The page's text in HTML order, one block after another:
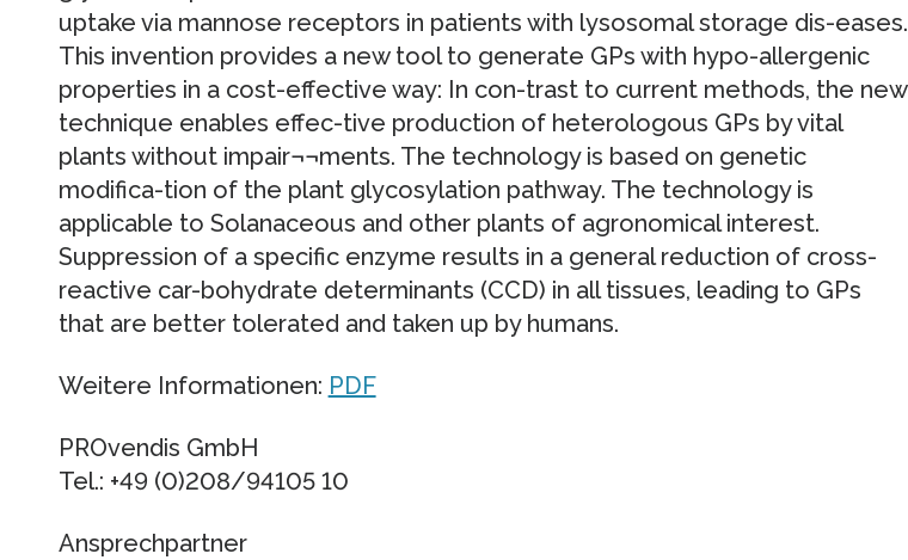
uptake via mannose receptors in patients with lysosomal storage dis-eases.
This invention provides a new tool to generate GPs with hypo-allergenic
properties in a cost-effective way: In con-trast to current methods, the new
technique enables effec-tive production of heterologous GPs by vital
plants without impair¬¬ments. The technology is based on genetic
modifica-tion of the plant glycosylation pathway. The technology is
applicable to Solanaceous and other plants of agronomical interest.
Suppression of a specific enzyme results in a general reduction of cross-
reactive car-bohydrate determinants (CCD) in all tissues, leading to GPs
that are better tolerated and taken up by humans.
Weitere Informationen: PDF
PROvendis GmbH
Tel.: +49 (0)208/94105 10
Ansprechpartner